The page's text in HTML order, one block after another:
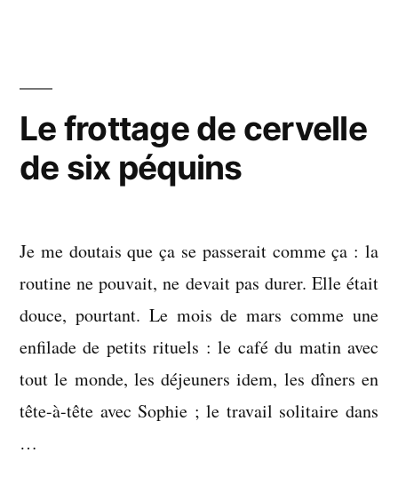
Le frottage de cervelle
de six péquins
Je me doutais que ça se passerait comme ça : la
routine ne pouvait, ne devait pas durer. Elle était
douce, pourtant. Le mois de mars comme une
enfilade de petits rituels : le café du matin avec
tout le monde, les déjeuners idem, les dîners en
tête-à-tête avec Sophie ; le travail solitaire dans
…